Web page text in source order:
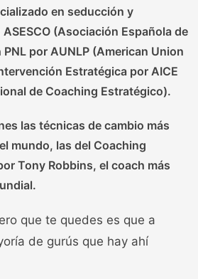
en seducción y
(Asociación Española de
por AUNLP (American Union
Estratégica por AICE
de Coaching Estratégico).
las técnicas de cambio más
mundo, las del Coaching
Tony Robbins, el coach más
que te quedes es que a
de gurús que hay ahí